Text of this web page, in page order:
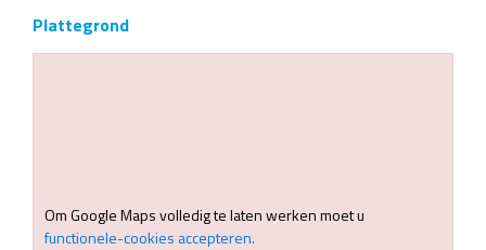
Plattegrond
Om Google Maps volledig te laten werken moet u
functionele-cookies accepteren.